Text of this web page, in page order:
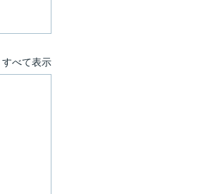
すべて表示